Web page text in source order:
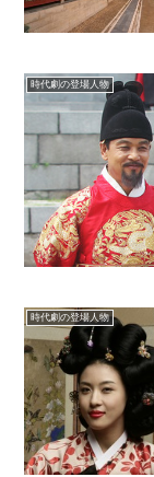
時代劇の登場人物
時代劇の登場人物